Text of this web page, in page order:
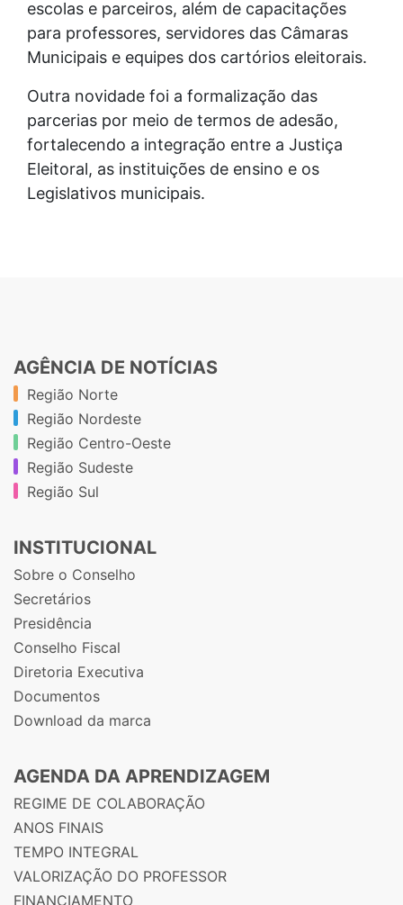
escolas e parceiros, além de capacitações
para professores, servidores das Câmaras
Municipais e equipes dos cartórios eleitorais.
Outra novidade foi a formalização das
parcerias por meio de termos de adesão,
fortalecendo a integração entre a Justiça
Eleitoral, as instituições de ensino e os
Legislativos municipais.
AGÊNCIA DE NOTÍCIAS
Região Norte
Região Nordeste
Região Centro-Oeste
Região Sudeste
Região Sul
INSTITUCIONAL
Sobre o Conselho
Secretários
Presidência
Conselho Fiscal
Diretoria Executiva
Documentos
Download da marca
AGENDA DA APRENDIZAGEM
REGIME DE COLABORAÇÃO
ANOS FINAIS
TEMPO INTEGRAL
VALORIZAÇÃO DO PROFESSOR
FINANCIAMENTO